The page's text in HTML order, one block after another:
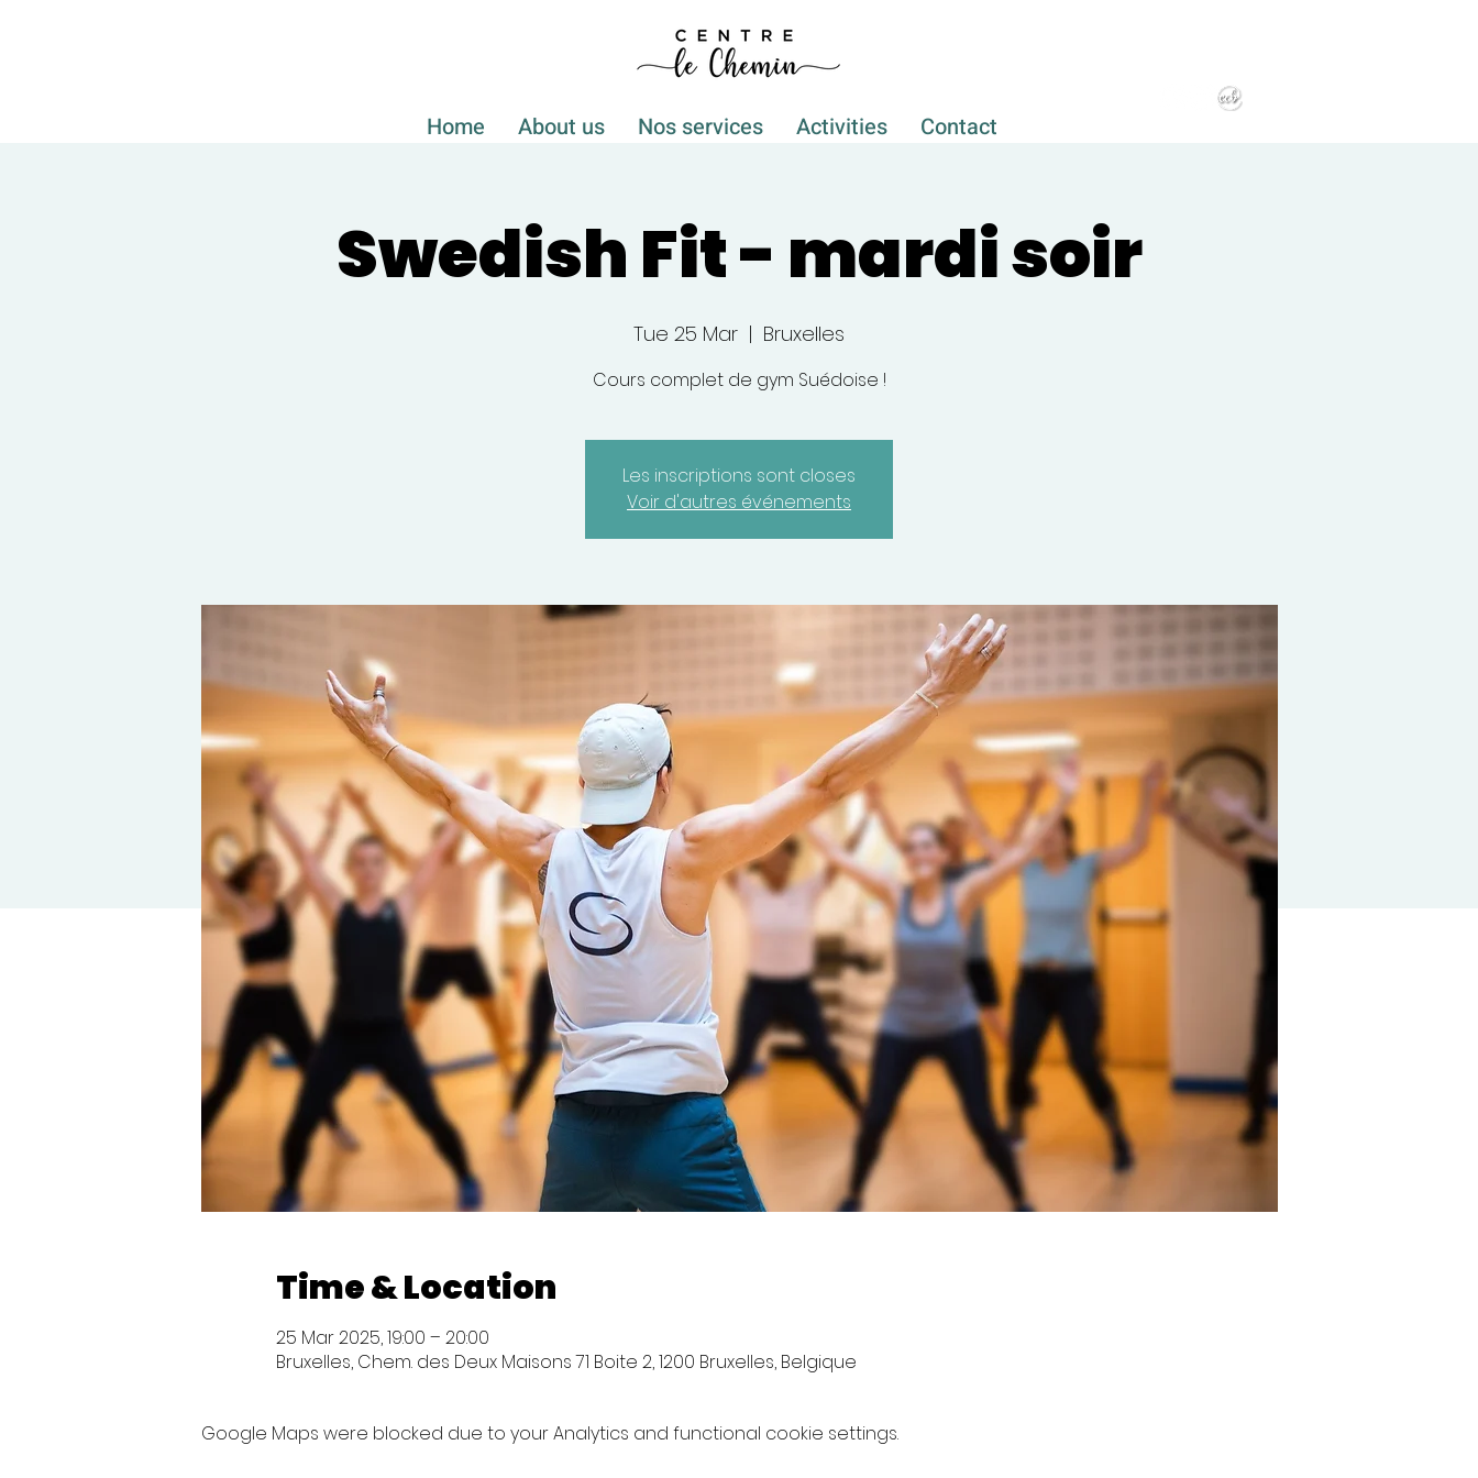
Home About us Nos services Activities Contact
Swedish Fit - mardi soir
Tue 25 Mar
  |
Bruxelles
Cours complet de gym Suédoise !
Les inscriptions sont closes
Voir d'autres événements
Time & Location
25 Mar 2025, 19:00 – 20:00
Bruxelles, Chem. des Deux Maisons 71 Boite 2, 1200 Bruxelles, Belgique
Google Maps were blocked due to your Analytics and functional cookie settings.